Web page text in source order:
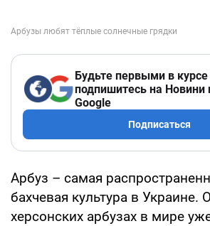
Будьте первыми в курсе
подпишитесь на Новини
Google
Подписаться
Арбуз – самая
бахчевая культура в Украине.
херсонских арбузах в мире